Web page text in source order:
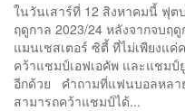
ในวันเสาร์ที่ 12 สิงหาคมนี้ ฟุต
ฤดูกาล 2023/24 หลังจากจบฤดู
แมนเชสเตอร์ ซิตี้ ที่ไม่เพียงแค่
คว้าแชมป์เอฟเอคัพ และแชมป์
อีกด้วย คำถามที่แฟนบอลหลา
สามารถคว้าแชมป์ได้...